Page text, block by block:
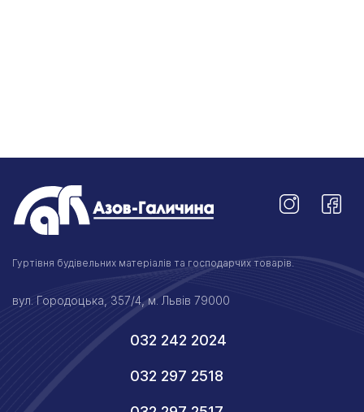
Гуртівня будівельних матеріалів та господарчих товарів.
вул. Городоцька, 357/4, м. Львів 79000
032 242 2024
032 297 2518